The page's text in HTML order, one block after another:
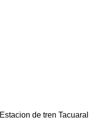
Estacion de tren Tacuaral